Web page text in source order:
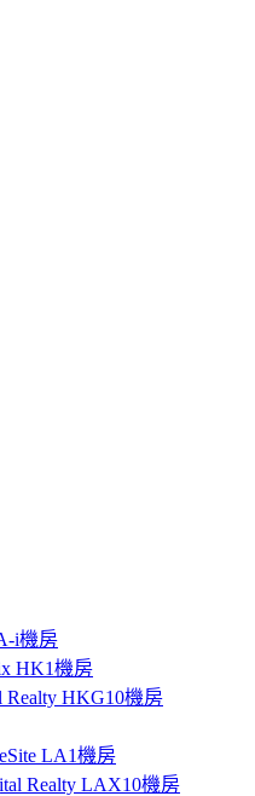
i機房
HK1機房
Realty HKG10機房
LA1機房
Realty LAX10機房